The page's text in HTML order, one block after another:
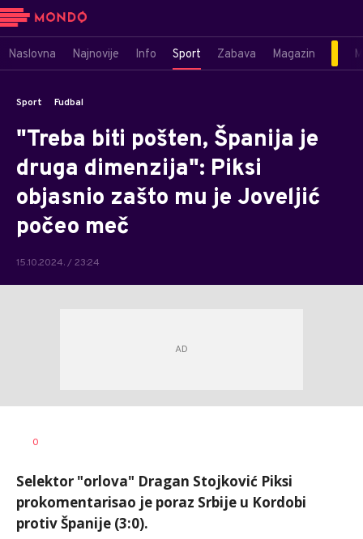
Naslovna Najnovije Info Sport Zabava Magazin
Sport Fudbal
"Treba biti pošten, Španija je
druga dimenzija": Piksi
objasnio zašto mu je Joveljić
počeo meč
15.10.2024. / 23:24
AUTOR
0
Selektor "orlova" Dragan Stojković Piksi
prokomentarisao je poraz Srbije u Kordobi
protiv Španije (3:0).